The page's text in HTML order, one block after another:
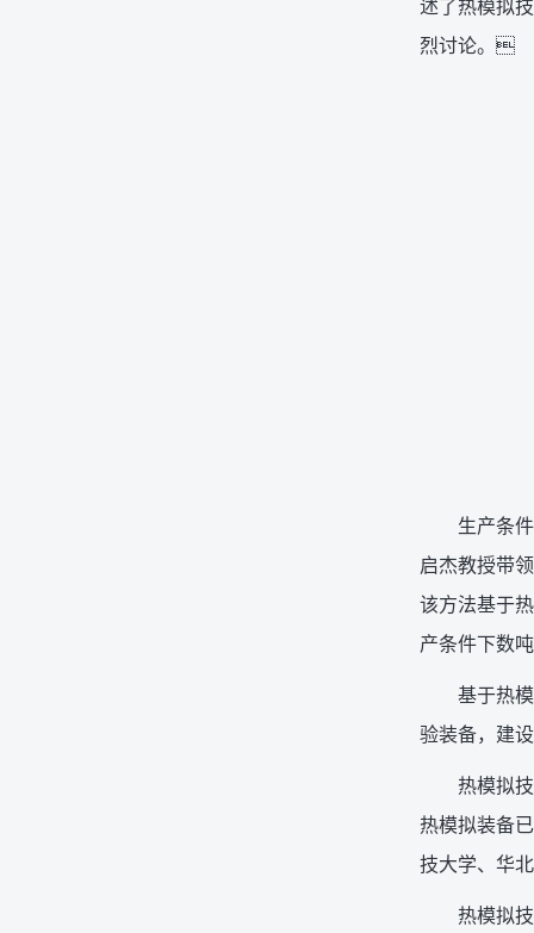
述了热模拟
烈讨论。
生产条
启杰教授带
该方法基于
产条件下数
基于热
验装备，建
热模拟
热模拟装备
技大学、华
热模拟